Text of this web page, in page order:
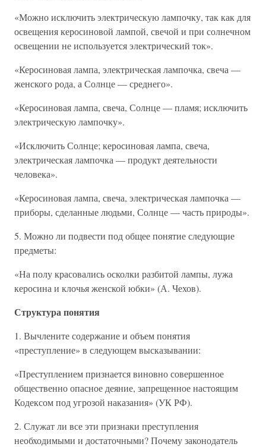
«Можно исключить электрическую лампочку, так как для
освещения керосиновой лампой, свечой и при солнечном
освещении не используется электрический ток».
«Керосиновая лампа, электрическая лампочка, свеча —
женского рода, а Солнце — среднего».
«Керосиновая лампа, свеча, Солнце — пламя; исключить
электрическую лампочку».
«Исключить Солнце; керосиновая лампа, свеча,
электрическая лампочка — продукт деятельности
человека».
«Керосиновая лампа, свеча, электрическая лампочка —
приборы, сделанные людьми, Солнце — часть природы».
5. Можно ли подвести под общее понятие следующие
предметы:
«На полу красовались осколки разбитой лампы, лужа
керосина и клочья женской юбки» (А. Чехов).
Структура понятия
1. Вычлените содержание и объем понятия
«преступление» в следующем высказывании:
«Преступлением признается виновно совершенное
общественно опасное деяние, запрещенное настоящим
Кодексом под угрозой наказания» (УК РФ).
2. Служат ли все эти признаки преступления
необходимыми и достаточными? Почему законодатель